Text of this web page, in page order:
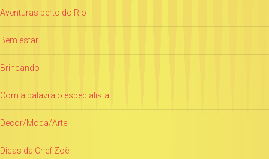
Aventuras perto do Rio
Bem estar
Brincando
Com a palavra o especialista
Decor/Moda/Arte
Dicas da Chef Zoë